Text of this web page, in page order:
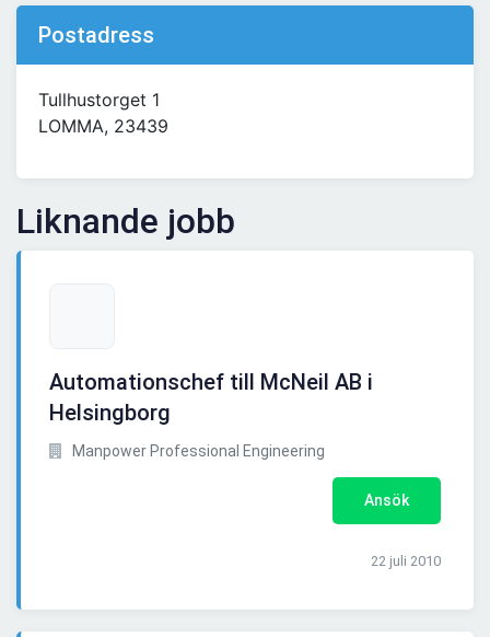
Postadress
Tullhustorget 1
LOMMA, 23439
Liknande jobb
Automationschef till McNeil AB i
Helsingborg
Manpower Professional Engineering
Ansök
22 juli 2010